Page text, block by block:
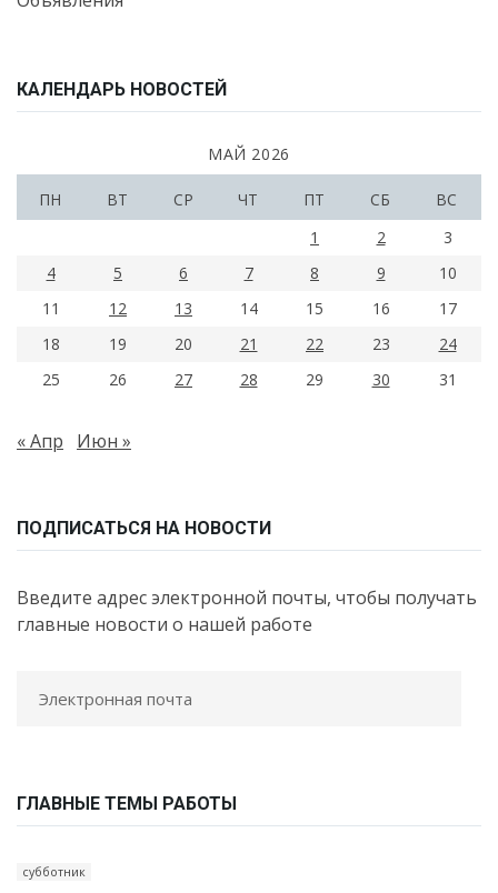
КАЛЕНДАРЬ НОВОСТЕЙ
МАЙ 2026
ПН ВТ СР ЧТ ПТ СБ
ВС
1
2
3
4
5 6 7 8 9
10
11
12 13 14 15 16
17
18
19 20 21 22 23
24
25
26 27 28 29 30 31
« Апр Июн »
ПОДПИСАТЬСЯ НА НОВОСТИ
Введите адрес электронной почты, чтобы получать
главные новости о нашей работе
ГЛАВНЫЕ ТЕМЫ РАБОТЫ
субботник